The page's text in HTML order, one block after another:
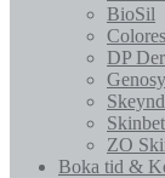
BioSil
DP
ZO
Boka tid &